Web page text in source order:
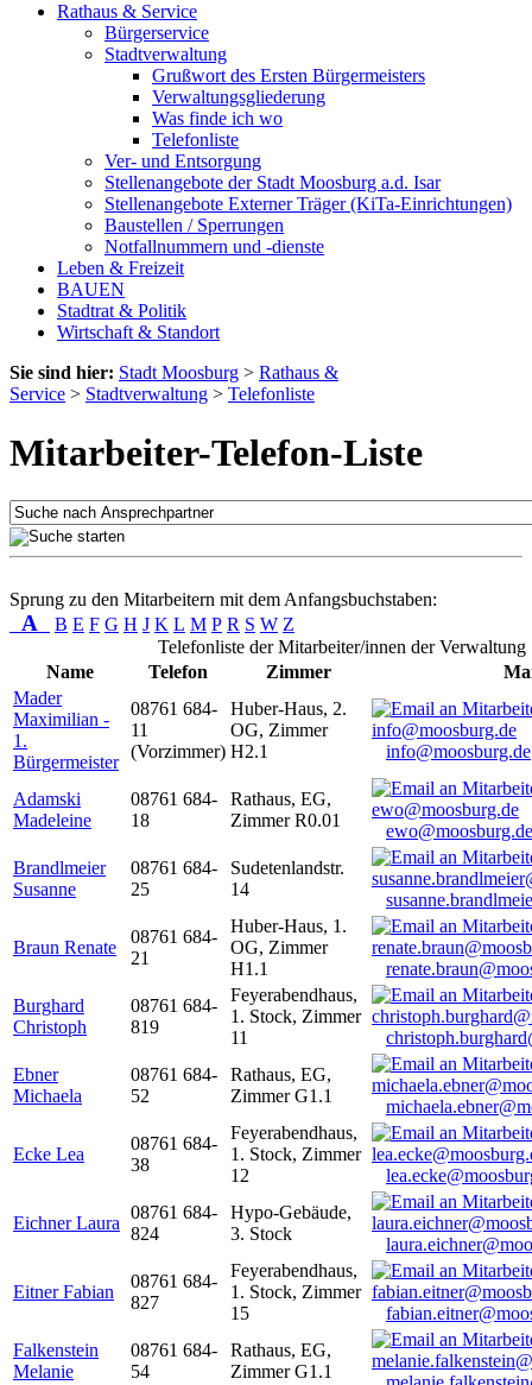
Rathaus & Service
Bürgerservice
Stadtverwaltung
Grußwort des Ersten Bürgermeisters
Verwaltungsgliederung
Was finde ich wo
Telefonliste
Ver- und Entsorgung
Stellenangebote der Stadt Moosburg a.d. Isar
Stellenangebote Externer Träger (KiTa-Einrichtungen)
Baustellen / Sperrungen
Notfallnummern und -dienste
Leben & Freizeit
BAUEN
Stadtrat & Politik
Wirtschaft & Standort
Sie sind hier: Stadt Moosburg > Rathaus &
Service > Stadtverwaltung > Telefonliste
Mitarbeiter-Telefon-Liste
Sprung zu den Mitarbeitern mit dem Anfangsbuchstaben:
A B E F G H J K L M P R S W Z
Telefonliste der Mitarbeiter/innen der Verwaltung
Name
Telefon Zimmer
Mader
Maximilian -
1.
Bürgermeister
08761 684-
11
(Vorzimmer)
Huber-Haus, 2.
OG, Zimmer
H2.1
info@moosburg.de
Adamski
Madeleine
08761 684-
18
Rathaus, EG,
Zimmer R0.01
ewo@moosburg.de
Brandlmeier
Susanne
08761 684-
25
Sudetenlandstr.
14
Braun Renate
08761 684-
21
Huber-Haus, 1.
OG, Zimmer
H1.1
Burghard
Christoph
08761 684-
819
Feyerabendhaus,
1. Stock, Zimmer
11
Ebner
Michaela
08761 684-
52
Rathaus, EG,
Zimmer G1.1
Ecke Lea
08761 684-
38
Feyerabendhaus,
1. Stock, Zimmer
12
Eichner Laura
08761 684-
824
Hypo-Gebäude,
3. Stock
Eitner Fabian
08761 684-
827
Feyerabendhaus,
1. Stock, Zimmer
15
Falkenstein
Melanie
08761 684-
54
Rathaus, EG,
Zimmer G1.1